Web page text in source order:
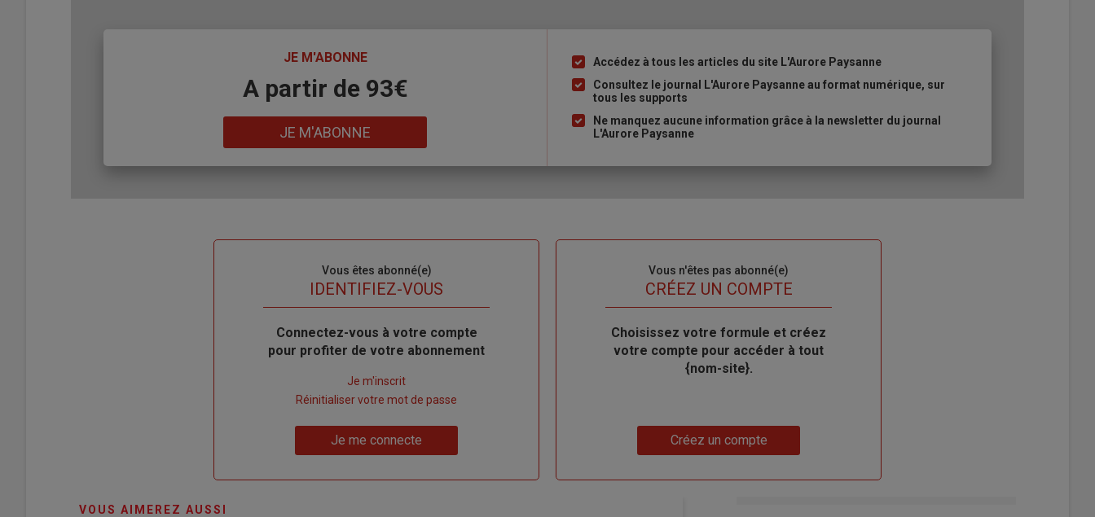
JE M'ABONNE
A partir de 93€
JE M'ABONNE
Liste
à
puce
Accédez à tous les articles du site L'Aurore Paysanne
Consultez le journal L'Aurore Paysanne au format numérique, sur
tous les supports
Ne manquez aucune information grâce à la newsletter du journal
L'Aurore Paysanne
Vous êtes abonné(e)
IDENTIFIEZ-VOUS
Body
Connectez-vous à votre compte
pour profiter de votre abonnement
compte"
Je m'inscrit
Réinitialiser votre mot de passe
Je me connecte
Vous n'êtes pas abonné(e)
TITRECRÉEZ UN COMPTE
Body
Choisissez votre formule et créez
votre compte pour accéder à tout
{nom-site}.
Créez un compte
VOUS AIMEREZ AUSSI